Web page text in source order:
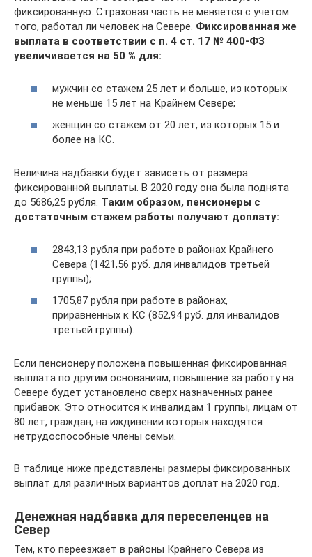
фиксированную. Страховая часть не меняется с учетом
того, работал ли человек на Севере. Фиксированная же
выплата в соответствии с п. 4 ст. 17 № 400-ФЗ
увеличивается на 50 % для:
мужчин со стажем 25 лет и больше, из которых
не меньше 15 лет на Крайнем Севере;
женщин со стажем от 20 лет, из которых 15 и
более на КС.
Величина надбавки будет зависеть от размера
фиксированной выплаты. В 2020 году она была поднята
до 5686,25 рубля. Таким образом, пенсионеры с
достаточным стажем работы получают доплату:
2843,13 рубля при работе в районах Крайнего
Севера (1421,56 руб. для инвалидов третьей
группы);
1705,87 рубля при работе в районах,
приравненных к КС (852,94 руб. для инвалидов
третьей группы).
Если пенсионеру положена повышенная фиксированная
выплата по другим основаниям, повышение за работу на
Севере будет установлено сверх назначенных ранее
прибавок. Это относится к инвалидам 1 группы, лицам от
80 лет, граждан, на иждивении которых находятся
нетрудоспособные члены семьи.
В таблице ниже представлены размеры фиксированных
выплат для различных вариантов доплат на 2020 год.
Денежная надбавка для переселенцев на
Север
Тем, кто переезжает в районы Крайнего Севера из